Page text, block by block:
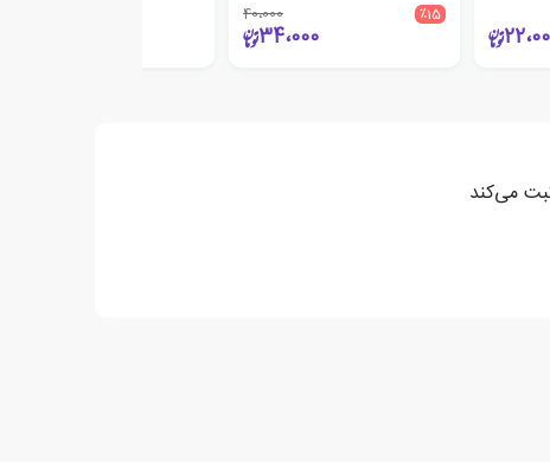
٪15 40،000
34،000
می‌کند